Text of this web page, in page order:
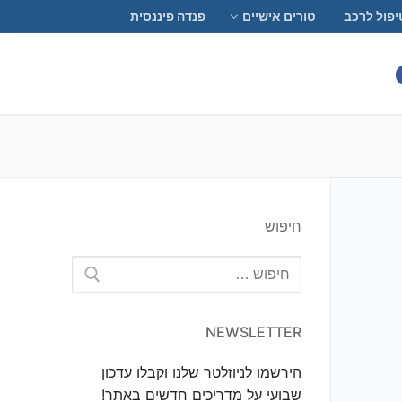
לרכב טורים אישיים פנדה פיננסית
חיפוש
NEWSLETTER
הירשמו לניוזלטר שלנו וקבלו עדכון
שבועי על מדריכים חדשים באתר!